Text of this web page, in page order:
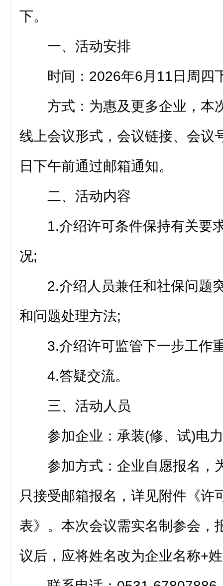
下。
一、活动安排
时间：2026年6月11日周四
方式：为惠及更多企业，本
线上会议形式，会议链接、会议
日下午前通过邮箱通知。
二、活动内容
1.介绍许可条件保持有关要
况;
2.介绍人员兼任和社保问题
和问题处理方法;
3.介绍许可监管下一步工作
4.答疑交流。
三、活动人员
参加企业：承装(修、试)电
参加方式：企业自愿报名，
只接受邮箱报名，详见附件《许
表》。本次会议需实名制参会，
议后，应将姓名改为企业名称+